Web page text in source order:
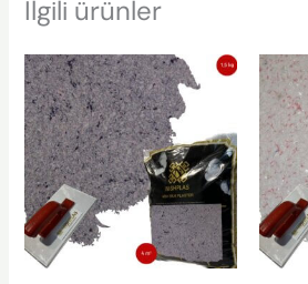
İlgili ürünler